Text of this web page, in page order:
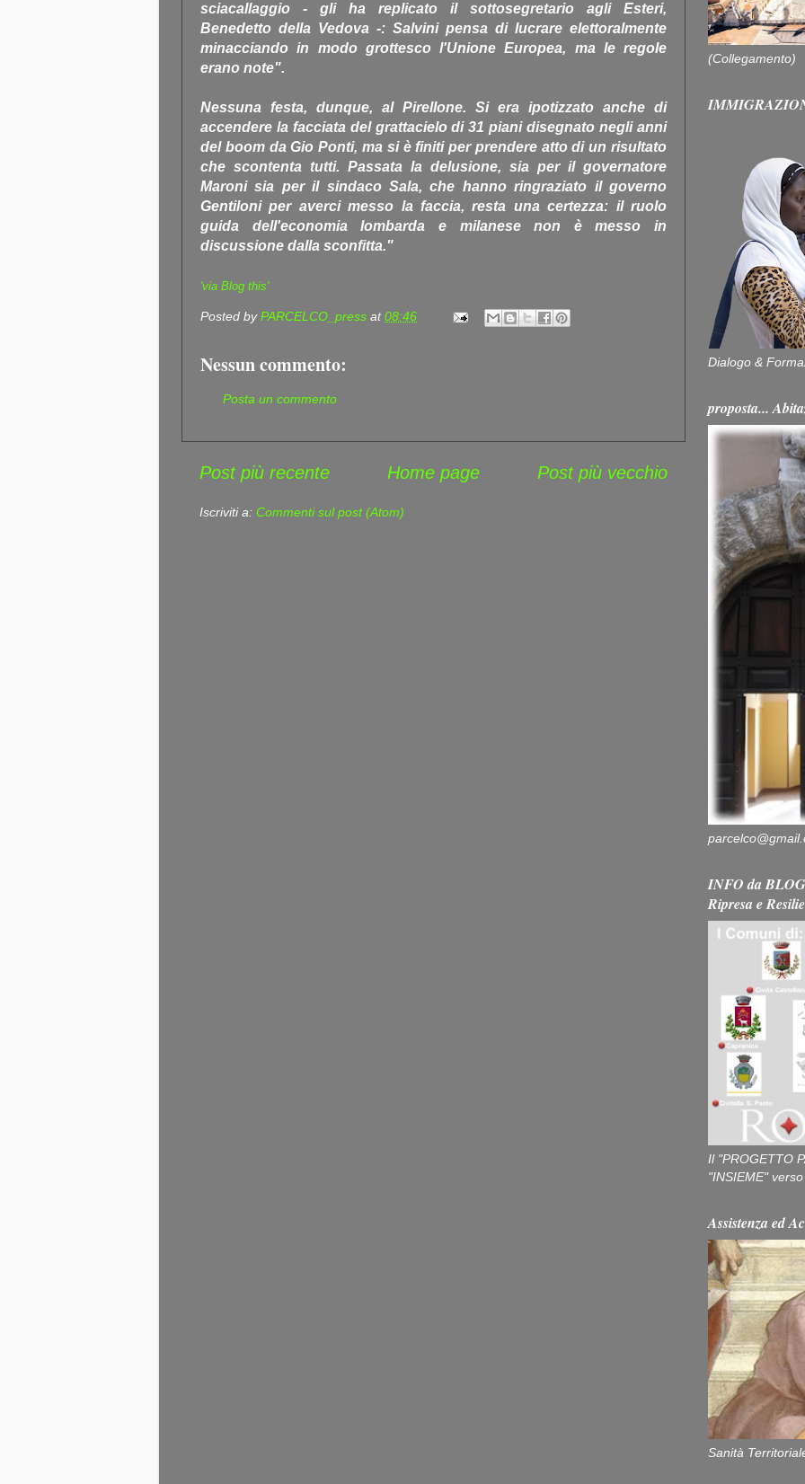
sciacallaggio - gli ha replicato il sottosegretario agli Esteri,
Benedetto della Vedova -: Salvini pensa di lucrare elettoralmente
minacciando in modo grottesco l'Unione Europea, ma le regole
erano note".
Nessuna festa, dunque, al Pirellone. Si era ipotizzato anche di
accendere la facciata del grattacielo di 31 piani disegnato negli anni
del boom da Gio Ponti, ma si è finiti per prendere atto di un risultato
che scontenta tutti. Passata la delusione, sia per il governatore
Maroni sia per il sindaco Sala, che hanno ringraziato il governo
Gentiloni per averci messo la faccia, resta una certezza: il ruolo
guida dell'economia lombarda e milanese non è messo in
discussione dalla sconfitta."
'via Blog this'
Posted byPARCELCO_press at08:46
Nessun commento:
Posta un commento
Post più recente Post più vecchio
Home page
Iscriviti a: Commenti sul post (Atom)
(Collegamento)
Dialogo &
proposta...
INFO da
Ripresa e
Il "PROGETTO
"INSIEME"
Assistenza ed
Sanità